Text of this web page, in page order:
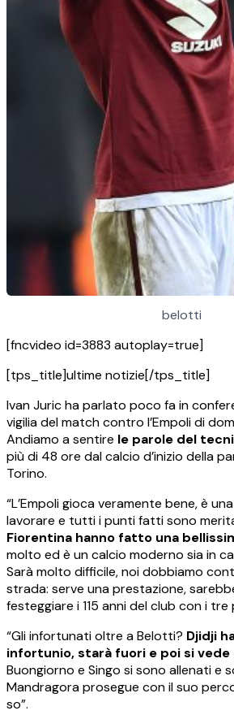
belotti
[fncvideo id=3883 autoplay=true]
[tps_title]ultime notizie[/tps_title]
Ivan Juric ha parlato poco fa in
vigilia del match contro l’Empoli di
Andiamo a sentire le parole del
più di 48 ore dal calcio d’inizio della
Torino.
“L’Empoli gioca veramente bene, è
lavorare e tutti i punti fatti sono
Fiorentina hanno fatto una
molto ed è un calcio moderno sia in
Sarà molto difficile, noi dobbiamo
strada: serve una prestazione,
festeggiare i 115 anni del club con i tre
“Gli infortunati oltre a Belotti? Djidji
infortunio, starà fuori e poi si
Buongiorno e Singo si sono allenati e
Mandragora prosegue con il suo
so”.